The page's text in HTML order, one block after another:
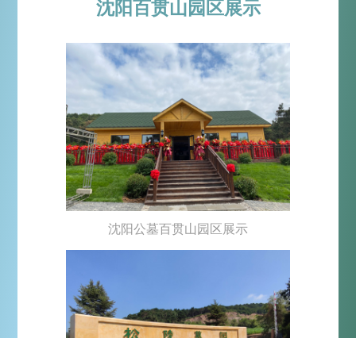
沈阳百贯山园区展示
沈阳公墓百贯山园区展示